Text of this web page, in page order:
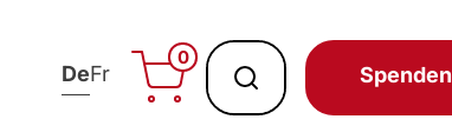
DeFr
0
Spenden